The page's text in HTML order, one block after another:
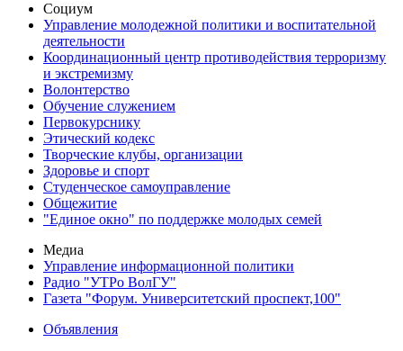
Социум
Управление молодежной политики и воспитательной
деятельности
Координационный центр противодействия терроризму
и экстремизму
Волонтерство
Обучение служением
Первокурснику
Этический кодекс
Творческие клубы, организации
Здоровье и спорт
Студенческое самоуправление
Общежитие
"Единое окно" по поддержке молодых семей
Медиа
Управление информационной политики
Радио "УТРо ВолГУ"
Газета "Форум. Университетский проспект,100"
Объявления